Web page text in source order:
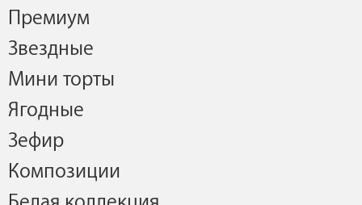
Премиум
Звездные
Мини торты
Ягодные
Зефир
Композиции